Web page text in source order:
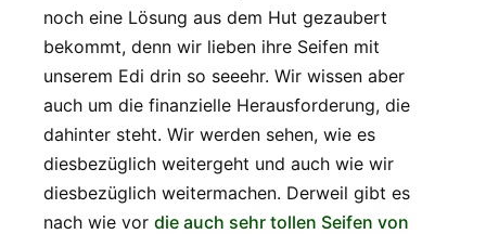
noch eine Lösung aus dem Hut gezaubert
bekommt, denn wir lieben ihre Seifen mit
unserem Edi drin so seeehr. Wir wissen aber
auch um die finanzielle Herausforderung, die
dahinter steht. Wir werden sehen, wie es
diesbezüglich weitergeht und auch wie wir
diesbezüglich weitermachen. Derweil gibt es
nach wie vor die auch sehr tollen Seifen von